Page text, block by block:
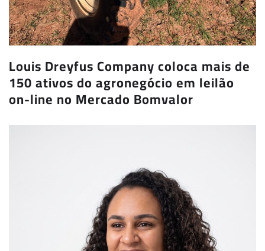
Louis Dreyfus Company coloca mais de
150 ativos do agronegócio em leilão
on-line no Mercado Bomvalor